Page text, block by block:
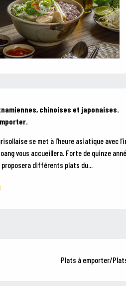
chinoises et japonaises.
se met à l’heure asiatique avec
vous accueillera. Forte de quinze
proposera différents plats du...
Plats à emporter/